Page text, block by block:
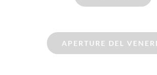
APERTURE DEL